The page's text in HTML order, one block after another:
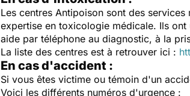
Les centres Antipoison sont des
expertise en toxicologie médicale. Ils
aide par téléphone au diagnostic, à la
La liste des centres est à retrouver ici :
En cas d'accident :
Si vous êtes victime ou témoin d'un
Voici les différents numéros d'urgence :